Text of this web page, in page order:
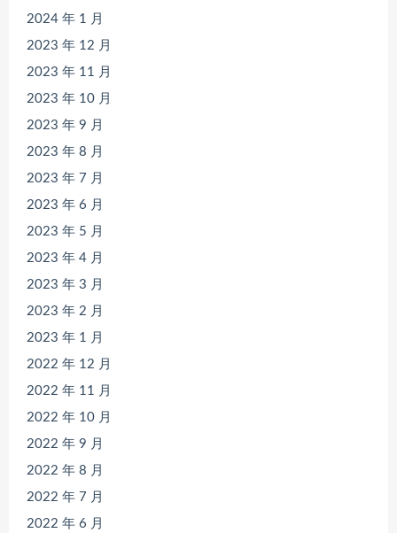
2024 年 1 月
2023 年 12 月
2023 年 11 月
2023 年 10 月
2023 年 9 月
2023 年 8 月
2023 年 7 月
2023 年 6 月
2023 年 5 月
2023 年 4 月
2023 年 3 月
2023 年 2 月
2023 年 1 月
2022 年 12 月
2022 年 11 月
2022 年 10 月
2022 年 9 月
2022 年 8 月
2022 年 7 月
2022 年 6 月